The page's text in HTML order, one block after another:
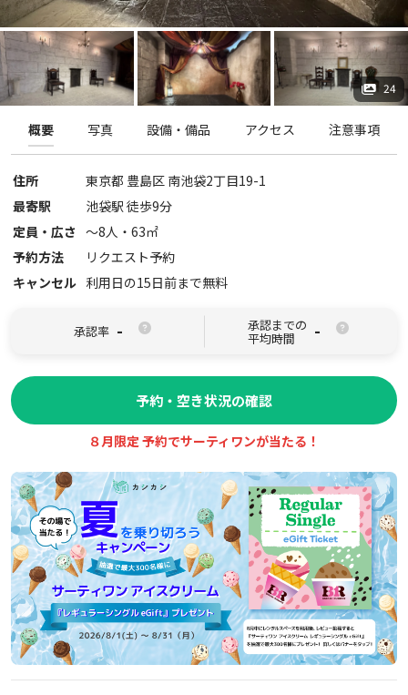
24
概要 写真 設備・備品 アクセス 注意事項
住所 東京都 豊島区 南池袋2丁目19-1
最寄駅
池袋駅 徒歩9分
定員・広さ 〜8人・ 63㎡
予約方法
リクエスト予約
キャンセル 利用日の15日前まで無料
承認率 - 承認までの
平均時間 -
予約・空き状況の確認
８月限定 予約でサーティワンが当たる！